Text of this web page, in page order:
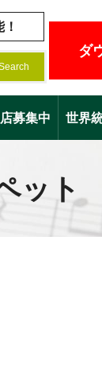
ダ
募集中 世界
ット